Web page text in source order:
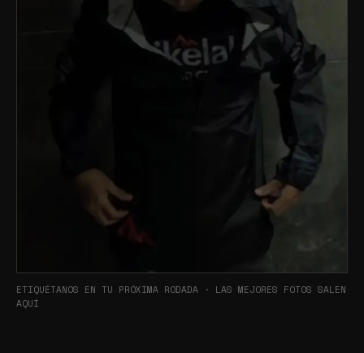
ETIQUÉTANOS EN TU PRÓXIMA RODADA · LAS MEJORES FOTOS SALEN
AQUÍ